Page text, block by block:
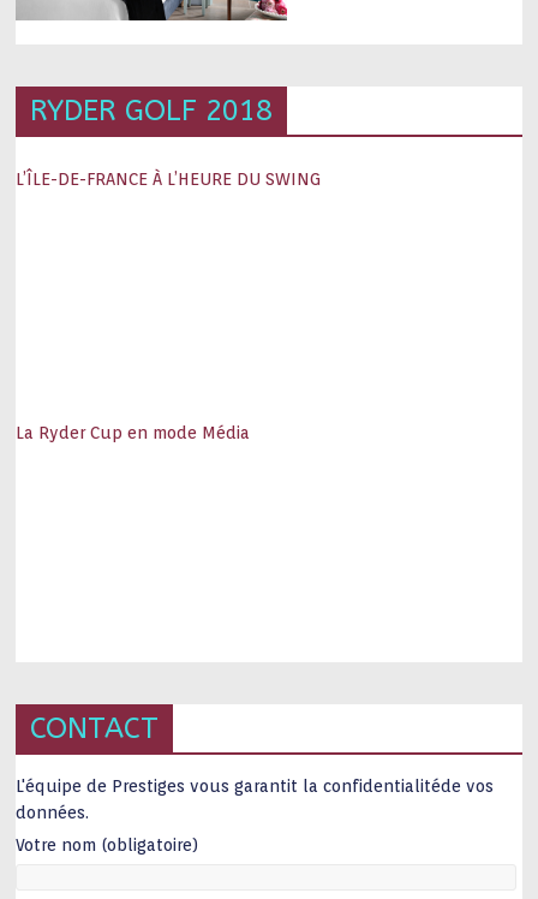
RYDER GOLF 2018
L’ÎLE-DE-FRANCE À L’HEURE DU SWING
La Ryder Cup en mode Média
CONTACT
L'équipe de Prestiges vous garantit la confidentialitéde vos
données.
Votre nom (obligatoire)